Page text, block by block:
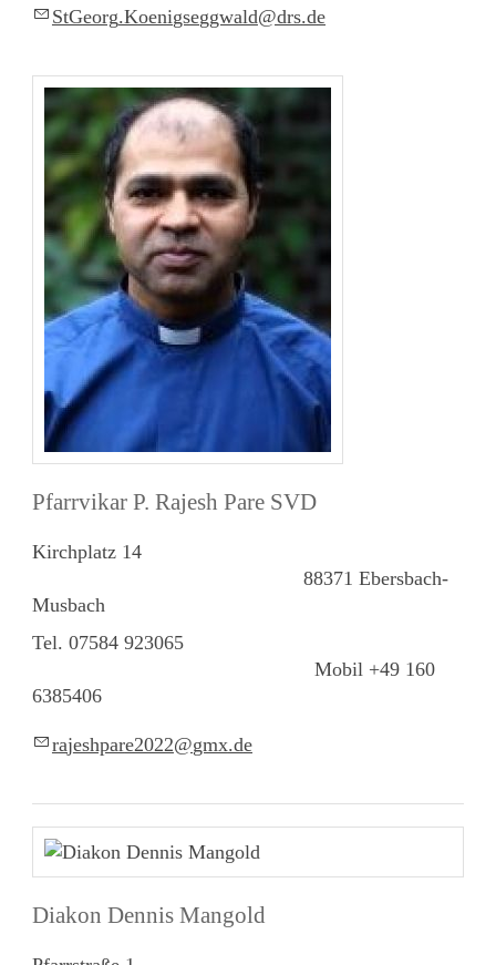
StG rg K n gs ggw ld drs d
Pfarrvikar P. Rajesh Pare SVD
Kirchplatz 14
88371 Ebersbach-
Musbach
Tel. 07584 923065
Mobil +49 160
6385406
r j shp r 2022 gmx d
Diakon Dennis Mangold